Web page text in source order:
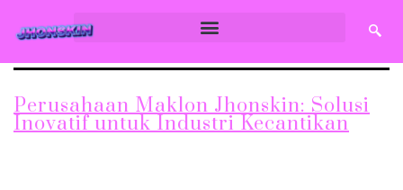
Perusahaan Maklon Jhonskin: Solusi
Inovatif untuk Industri Kecantikan